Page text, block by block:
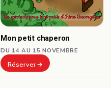
Mon petit chaperon
DU 14 AU 15 NOVEMBRE
Réserver